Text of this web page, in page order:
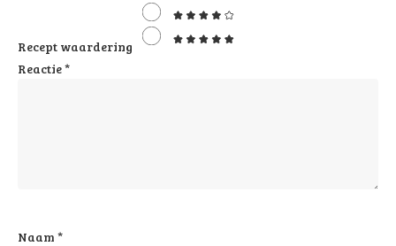
Recept waardering
Reactie*
Naam *